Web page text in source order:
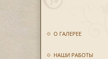
О ГАЛЕРЕЕ
НАШИ РАБОТЫ